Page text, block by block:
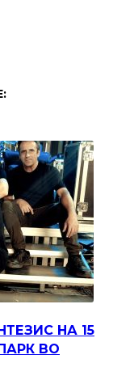
НА 15
ВО